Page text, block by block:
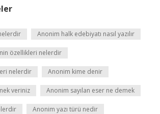
Anonim halk edebiyatı nasıl yazılır
özellikleri nelerdir
nelerdir Anonim kime denir
veriniz Anonim sayılan eser ne demek
Anonim yazı türü nedir